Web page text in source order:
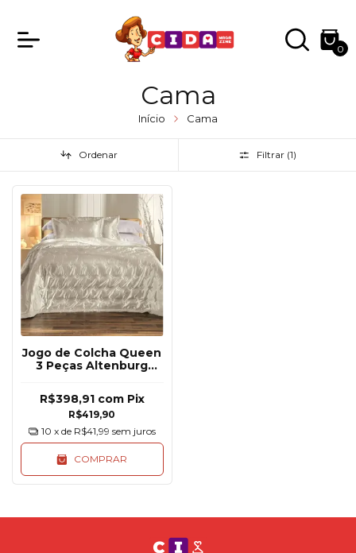
0
Cama
Início Cama
Ordenar Filtrar (1)
Jogo de Colcha Queen
3 Peças Altenburg
R$419,90
R$398,91 com Pix
10 x de R$41,99 sem juros
COMPRAR